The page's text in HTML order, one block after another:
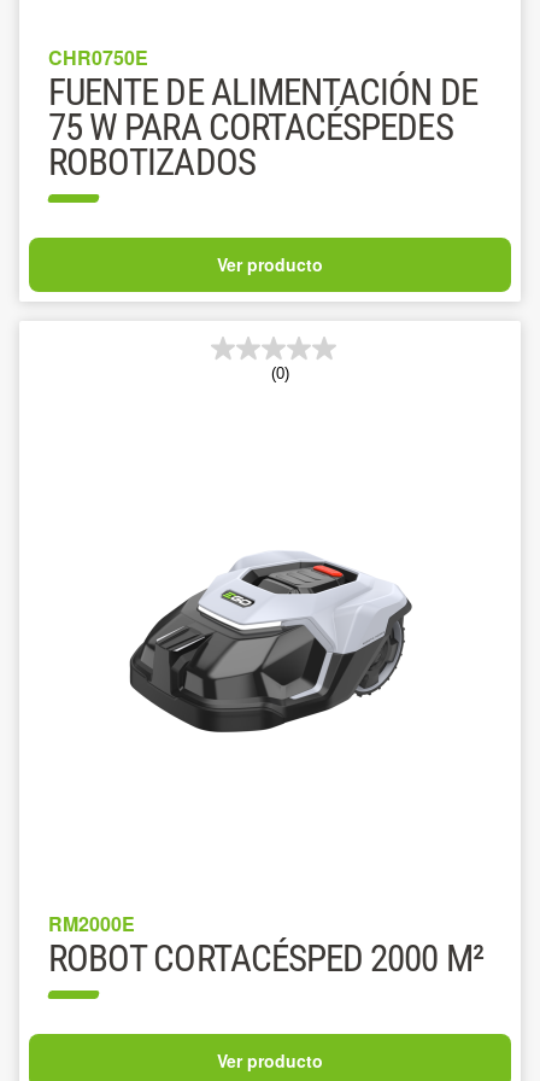
CHR0750E
FUENTE DE ALIMENTACIÓN DE
75 W PARA CORTACÉSPEDES
ROBOTIZADOS
Ver producto
(0)
RM2000E
ROBOT CORTACÉSPED 2000 M²
Ver producto